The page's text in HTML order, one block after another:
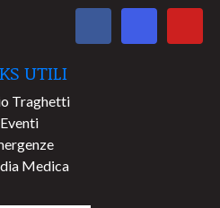
UTILI
Traghetti
Eventi
Medica